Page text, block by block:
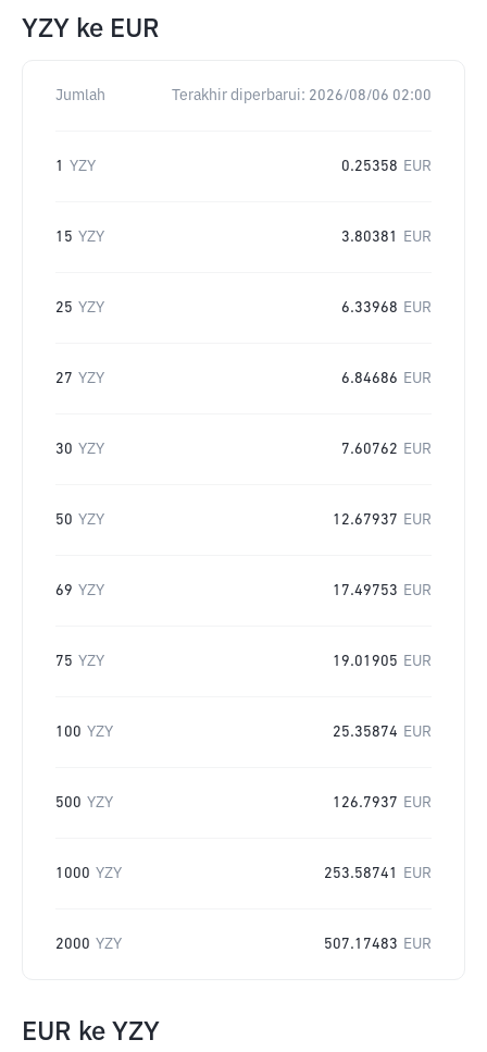
YZY ke EUR
Jumlah Terakhir diperbarui: 2026/08/06 02:00
1 YZY 0.25358 EUR
15 YZY 3.80381 EUR
25 YZY 6.33968 EUR
27 YZY 6.84686 EUR
30 YZY 7.60762 EUR
50 YZY 12.67937 EUR
69 YZY 17.49753 EUR
75 YZY 19.01905 EUR
100 YZY 25.35874 EUR
500 YZY 126.7937 EUR
1000 YZY 253.58741 EUR
2000 YZY 507.17483 EUR
EUR ke YZY